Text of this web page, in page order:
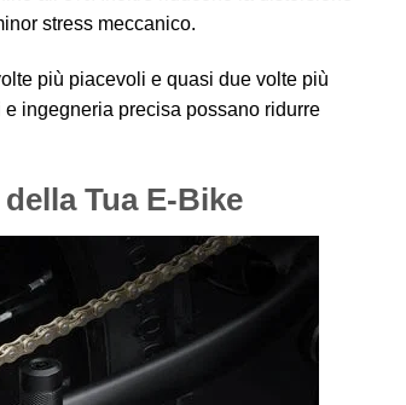
stress meccanico.
più piacevoli e quasi due volte più
ingegneria precisa possano ridurre
Tua E-Bike